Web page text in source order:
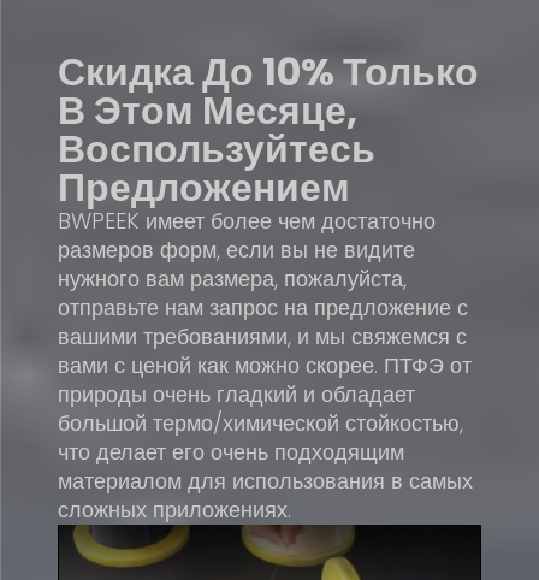
Скидка До 10%Только
В Этом Месяце,
Воспользуйтесь
Предложением
BWPEEK имеет более чем достаточно
размеров форм, если вы не видите
нужного вам размера, пожалуйста,
отправьте нам запрос на предложение с
вашими требованиями, и мы свяжемся с
вами с ценой как можно скорее. ПТФЭ от
природы очень гладкий и обладает
большой термо/химической стойкостью,
что делает его очень подходящим
материалом для использования в самых
сложных приложениях.